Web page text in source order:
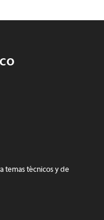
temas técnicos y de